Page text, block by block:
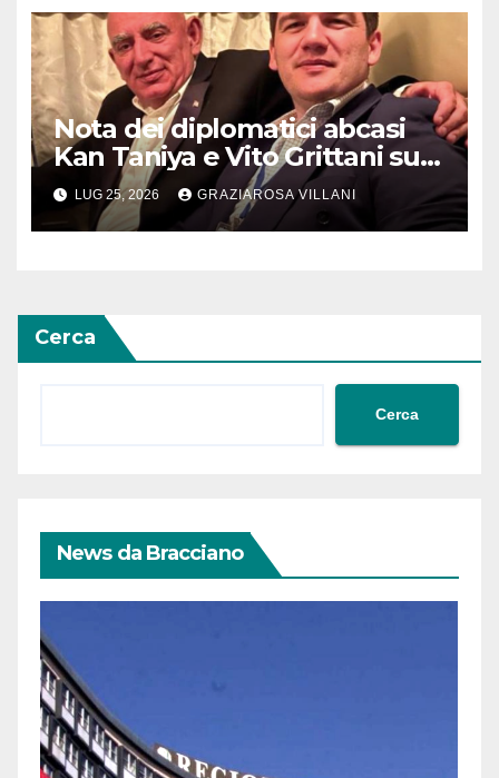
Nota dei diplomatici abcasi
Kan Taniya e Vito Grittani su
cosiddetto “ritiro
riconoscimento” di Abcasia e
Ossezia del Sud da parte della
LUG 25, 2026 GRAZIAROSA VILLANI
Cerca
Cerca
News da Bracciano